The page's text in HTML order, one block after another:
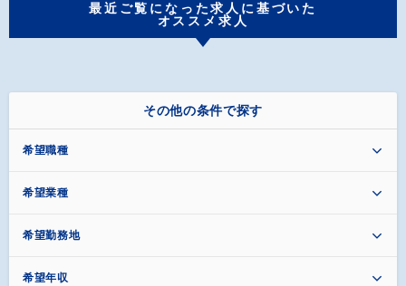
最近ご覧になった求人に基づいた
オススメ求人
その他の条件で探す
希望職種
希望業種
希望勤務地
希望年収